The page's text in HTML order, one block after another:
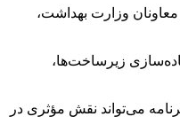
وزارت بهداشت،
زیرساخت‌ها،
می‌تواند نقش مؤثری در